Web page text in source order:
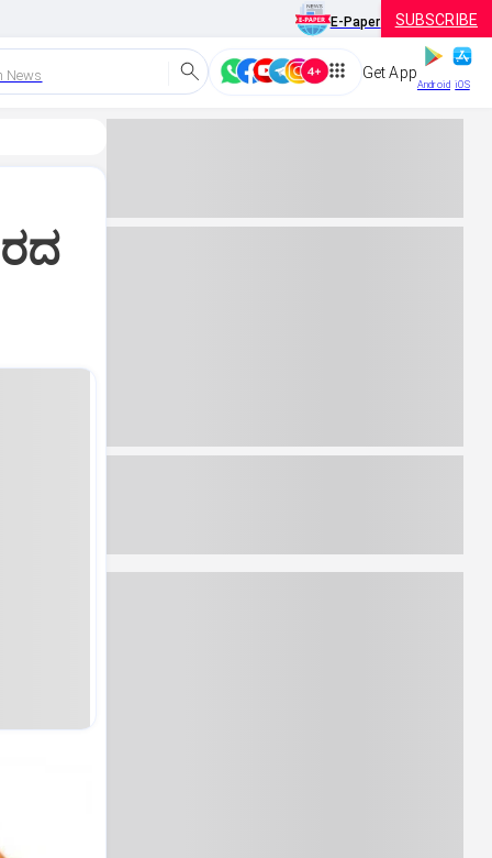
E-Paper SUBSCRIBE
News Get App
Android iOS